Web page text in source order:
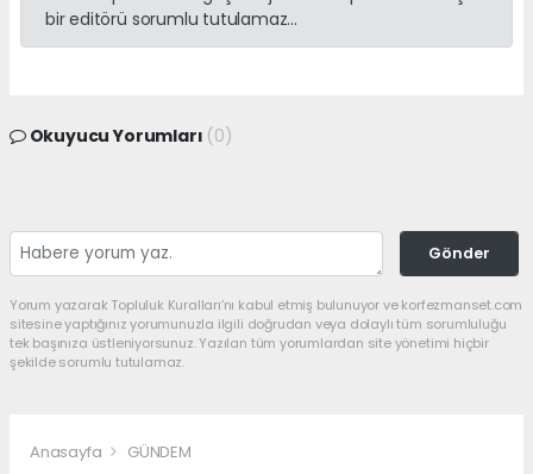
bir editörü sorumlu tutulamaz...
Okuyucu Yorumları (0)
Gönder
Yorum yazarak Topluluk Kuralları’nı kabul etmiş bulunuyor ve korfezmanset.com
sitesine yaptığınız yorumunuzla ilgili doğrudan veya dolaylı tüm sorumluluğu
tek başınıza üstleniyorsunuz. Yazılan tüm yorumlardan site yönetimi hiçbir
şekilde sorumlu tutulamaz.
Anasayfa GÜNDEM